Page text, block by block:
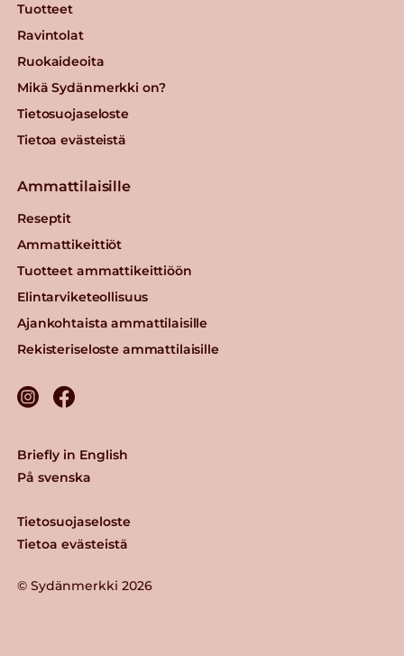
Tuotteet
Ravintolat
Ruokaideoita
Mikä Sydänmerkki on?
Tietosuojaseloste
Tietoa evästeistä
Ammattilaisille
Reseptit
Ammattikeittiöt
Tuotteet ammattikeittiöön
Elintarviketeollisuus
Ajankohtaista ammattilaisille
Rekisteriseloste ammattilaisille
© Sydänmerkki 2026
Tietosuojaseloste
Tietoa evästeistä
Briefly in English
På svenska